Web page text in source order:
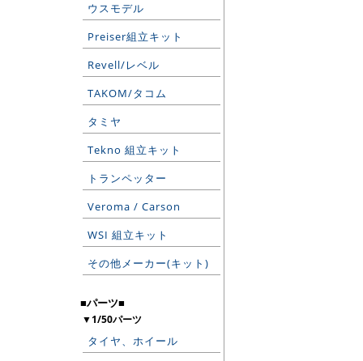
ウスモデル
Preiser組立キット
Revell/レベル
TAKOM/タコム
タミヤ
Tekno 組立キット
トランペッター
Veroma / Carson
WSI 組立キット
その他メーカー(キット)
■パーツ■
▼1/50パーツ
タイヤ、ホイール